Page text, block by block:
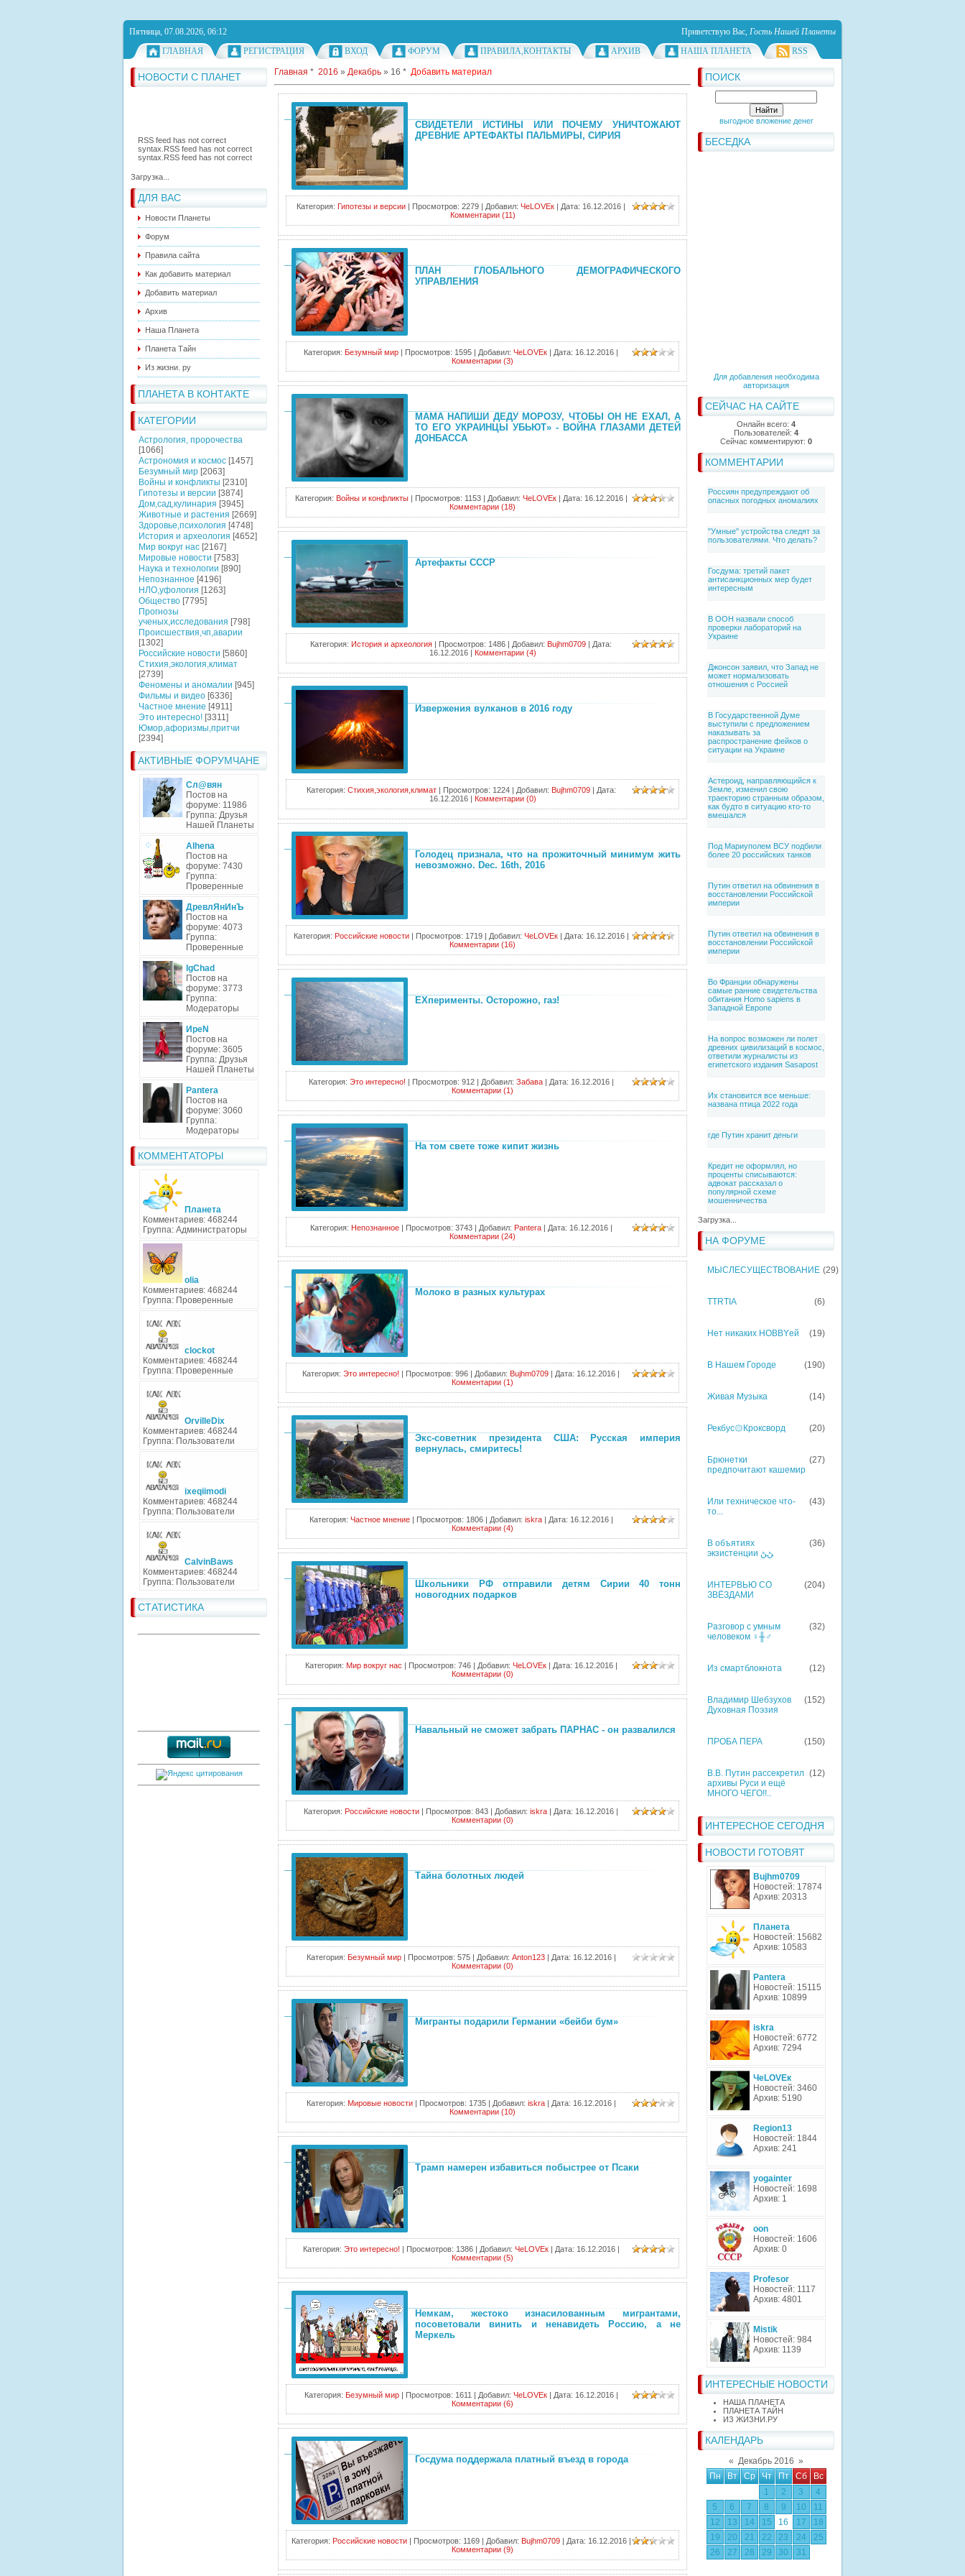
Пятница, 07.08.2026, 06:12 Приветствую Вас, Гость Нашей Планеты
ГЛАВНАЯ
РЕГИСТРАЦИЯ ВХОД ФОРУМ ПРАВИЛА,КОНТАКТЫ АРХИВ НАША ПЛАНЕТА RSS
НОВОСТИ С ПЛАНЕТ
RSS feed has not correct
syntax.RSS feed has not correct
syntax.
Загрузка...
ДЛЯ ВАС
Новости Планеты
Форум
Правила сайта
Как добавить материал
Добавить материал
Архив
Наша Планета
Планета Тайн
Из жизни. ру
ПЛАНЕТА В КОНТАКТЕ
КАТЕГОРИИ
Астрология, пророчества
[1066]
Астрономия и космос [1457]
Безумный мир [2063]
Войны и конфликты [2310]
Гипотезы и версии [3874]
Дом,сад,кулинария [3945]
Животные и растения [2669]
Здоровье,психология [4748]
История и археология [4652]
Мир вокруг нас [2167]
Мировые новости [7583]
Наука и технологии [890]
Непознанное [4196]
НЛО,уфология [1263]
Общество [7795]
Прогнозы
ученых,исследования [798]
Происшествия,чп,аварии
[1302]
Российские новости [5860]
Стихия,экология,климат
[2739]
Феномены и аномалии [945]
Фильмы и видео [6336]
Частное мнение [4911]
Это интересно! [3311]
Юмор,афоризмы,притчи
[2394]
АКТИВНЫЕ ФОРУМЧАНЕ
Сл@вян
Постов на
форуме: 11986
Группа: Друзья
Нашей Планеты
Alhena
Постов на
форуме: 7430
Группа:
Проверенные
ДревлЯнИнЪ
Постов на
форуме: 4073
Группа:
Проверенные
IgChad
Постов на
форуме: 3773
Группа:
Модераторы
ИреN
Постов на
форуме: 3605
Группа: Друзья
Нашей Планеты
Pantera
Постов на
форуме: 3060
Группа:
Модераторы
КОММЕНТАТОРЫ
Планета
Комментариев: 468244
Группа: Администраторы
olia
Комментариев: 468244
Группа: Проверенные
clockot
Комментариев: 468244
Группа: Проверенные
OrvilleDix
Комментариев: 468244
Группа: Пользователи
ixeqiimodi
Комментариев: 468244
Группа: Пользователи
CalvinBaws
Комментариев: 468244
Группа: Пользователи
СТАТИСТИКА
ПОИСК
выгодное вложение денег
БЕСЕДКА
Для добавления необходима
авторизация
СЕЙЧАС НА САЙТЕ
Онлайн всего: 4
Пользователей: 4
Сейчас комментируют: 0
КОММЕНТАРИИ
Россиян предупреждают об
опасных погодных аномалиях
"Умные" устройства следят за
пользователями. Что делать?
Госдума: третий пакет
антисанкционных мер будет
интересным
В ООН назвали способ
проверки лабораторий на
Украине
Джонсон заявил, что Запад не
может нормализовать
отношения с Россией
В Государственной Думе
выступили с предложением
наказывать за
распространение фейков о
ситуации на Украине
Астероид, направляющийся к
Земле, изменил свою
траекторию странным образом,
как будто в ситуацию кто-то
вмешался
Под Мариуполем ВСУ подбили
более 20 российских танков
Путин ответил на обвинения в
восстановлении Российской
империи
Путин ответил на обвинения в
восстановлении Российской
империи
Во Франции обнаружены
самые ранние свидетельства
обитания Homo sapiens в
Западной Европе
На вопрос возможен ли полет
древних цивилизаций в космос,
ответили журналисты из
египетского издания Sasapost
Их становится все меньше:
названа птица 2022 года
где Путин хранит деньги
Кредит не оформлял, но
проценты списываются:
адвокат рассказал о
популярной схеме
мошенничества
Загрузка...
НА ФОРУМЕ
МЫСЛЕСУЩЕСТВОВАНИЕ (29)
TTRTIA (6)
Нет никаких HOBBYей (19)
В Нашем Городе (190)
Живая Музыка (14)
Рекбус۞Кроксворд (20)
Брюнетки
предпочитают кашемир
(27)
Или техническое что-
то...
(43)
В объятиях
экзистенции ﮡﮡ
(36)
ИНТЕРВЬЮ СО
ЗВЁЗДАМИ
(204)
Разговор с умным
человеком ♀╫♂
(32)
Из смартблокнота (12)
Владимир Шебзухов
Духовная Поэзия
(152)
ПРОБА ПЕРА (150)
В.В. Путин рассекретил
архивы Руси и ещё
МНОГО ЧЕГО!!..
(12)
ИНТЕРЕСНОЕ СЕГОДНЯ
НОВОСТИ ГОТОВЯТ
Bujhm0709
Новостей: 17874
Архив: 20313
Планета
Новостей: 15682
Архив: 10583
Pantera
Новостей: 15115
Архив: 10899
iskra
Новостей: 6772
Архив: 7294
ЧеLOVEк
Новостей: 3460
Архив: 5190
Region13
Новостей: 1844
Архив: 241
yogainter
Новостей: 1698
Архив: 1
oon
Новостей: 1606
Архив: 0
Profesor
Новостей: 1117
Архив: 4801
Mistik
Новостей: 984
Архив: 1139
ИНТЕРЕСНЫЕ НОВОСТИ
НАША ПЛАНЕТА
ПЛАНЕТА ТАЙН
ИЗ ЖИЗНИ.РУ
КАЛЕНДАРЬ
« Декабрь 2016 »
Пн
Вт Ср Чт Пт Сб
Вс
1
2 3
4
5
6 7 8 9 10
11
12
13 14 15 16 17
18
19
20 21 22 23 24
25
26
27 28 29 30 31
Главная * 2016 » Декабрь » 16 * Добавить материал
СВИДЕТЕЛИ ИСТИНЫ ИЛИ ПОЧЕМУ УНИЧТОЖАЮТ
ДРЕВНИЕ АРТЕФАКТЫ ПАЛЬМИРЫ, СИРИЯ
Категория: Гипотезы и версии | Просмотров: 2279 | Добавил: ЧеLOVEк | Дата: 16.12.2016 |
Комментарии (11)
ПЛАН ГЛОБАЛЬНОГО ДЕМОГРАФИЧЕСКОГО
УПРАВЛЕНИЯ
Категория: Безумный мир | Просмотров: 1595 | Добавил: ЧеLOVEк | Дата: 16.12.2016 |
Комментарии (3)
МАМА НАПИШИ ДЕДУ МОРОЗУ, ЧТОБЫ ОН НЕ ЕХАЛ, А
ТО ЕГО УКРАИНЦЫ УБЬЮТ» - ВОЙНА ГЛАЗАМИ ДЕТЕЙ
ДОНБАССА
Категория: Войны и конфликты| Просмотров: 1153 | Добавил: ЧеLOVEк| Дата: 16.12.2016 |
Комментарии (18)
Артефакты СССР
Категория: История и археология | Просмотров: 1486 | Добавил: Bujhm0709 | Дата:
16.12.2016 | Комментарии (4)
Извержения вулканов в 2016 году
Категория: Стихия,экология,климат| Просмотров: 1224 | Добавил: Bujhm0709| Дата:
16.12.2016 | Комментарии (0)
Голодец признала, что на прожиточный минимум жить
невозможно. Dec. 16th, 2016
Категория: Российские новости| Просмотров: 1719 | Добавил: ЧеLOVEк| Дата: 16.12.2016 |
Комментарии (16)
EXперименты. Осторожно, газ!
Категория: Это интересно! | Просмотров: 912 | Добавил: Забава| Дата: 16.12.2016 |
Комментарии (1)
На том свете тоже кипит жизнь
Категория: Непознанное| Просмотров: 3743 | Добавил: Pantera| Дата: 16.12.2016 |
Комментарии (24)
Молоко в разных культурах
Категория: Это интересно! | Просмотров: 996 | Добавил: Bujhm0709 | Дата: 16.12.2016 |
Комментарии (1)
Экс-советник президента США: Русская империя
вернулась, смиритесь!
Категория: Частное мнение| Просмотров: 1806 | Добавил: iskra| Дата: 16.12.2016 |
Комментарии (4)
Школьники РФ отправили детям Сирии 40 тонн
новогодних подарков
Категория: Мир вокруг нас | Просмотров: 746 | Добавил: ЧеLOVEк| Дата: 16.12.2016 |
Комментарии (0)
Навальный не сможет забрать ПАРНАС - он развалился
Категория: Российские новости | Просмотров: 843 | Добавил: iskra | Дата: 16.12.2016 |
Комментарии (0)
Тайна болотных людей
Категория: Безумный мир| Просмотров: 575 | Добавил: Anton123| Дата: 16.12.2016 |
Комментарии (0)
Мигранты подарили Германии «бейби бум»
Категория: Мировые новости| Просмотров: 1735 | Добавил: iskra| Дата: 16.12.2016 |
Комментарии (10)
Трамп намерен избавиться побыстрее от Псаки
Категория: Это интересно! | Просмотров: 1386 | Добавил: ЧеLOVEк| Дата: 16.12.2016 |
Комментарии (5)
Немкам, жестоко изнасилованным мигрантами,
посоветовали винить и ненавидеть Россию, а не
Меркель
Категория: Безумный мир| Просмотров: 1611 | Добавил: ЧеLOVEк| Дата: 16.12.2016 |
Комментарии (6)
Госдума поддержала платный въезд в города
Категория: Российские новости| Просмотров: 1169 | Добавил: Bujhm0709| Дата: 16.12.2016 |
Комментарии (9)